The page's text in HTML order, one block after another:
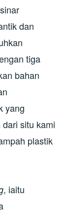
dan
tiga
bahan
yang
situ kami
plastik
, iaitu